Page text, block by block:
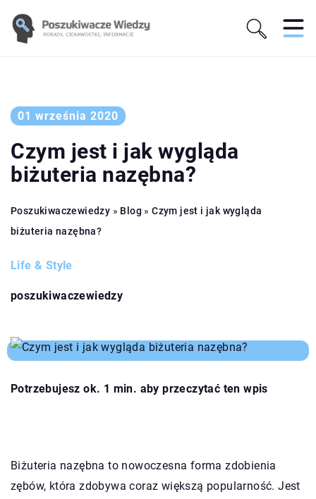
01 września 2020
Czym jest i jak wygląda
biżuteria nazębna?
Poszukiwaczewiedzy » Blog »Czym jest i jak wygląda
biżuteria nazębna?
Life & Style
poszukiwaczewiedzy
Potrzebujesz ok. 1 min. aby przeczytać ten wpis
Biżuteria nazębna to nowoczesna forma zdobienia
zębów, która zdobywa coraz większą popularność. Jest